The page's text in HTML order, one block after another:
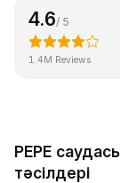
4.6/ 5
1.4M Reviews
PEPE
тәсілдері